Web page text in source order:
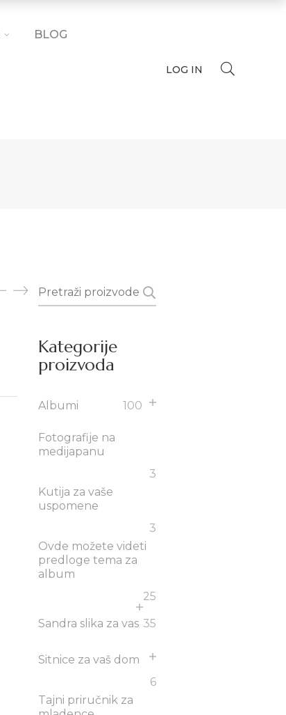
BLOG
LOG IN
Pretraži:
Kategorije
proizvoda
Albumi 100
Fotografije na
medijapanu
3
Kutija za vaše
uspomene
3
Ovde možete videti
predloge tema za
album
25
Sandra slika za vas 35
Sitnice za vaš dom
6
Tajni priručnik za